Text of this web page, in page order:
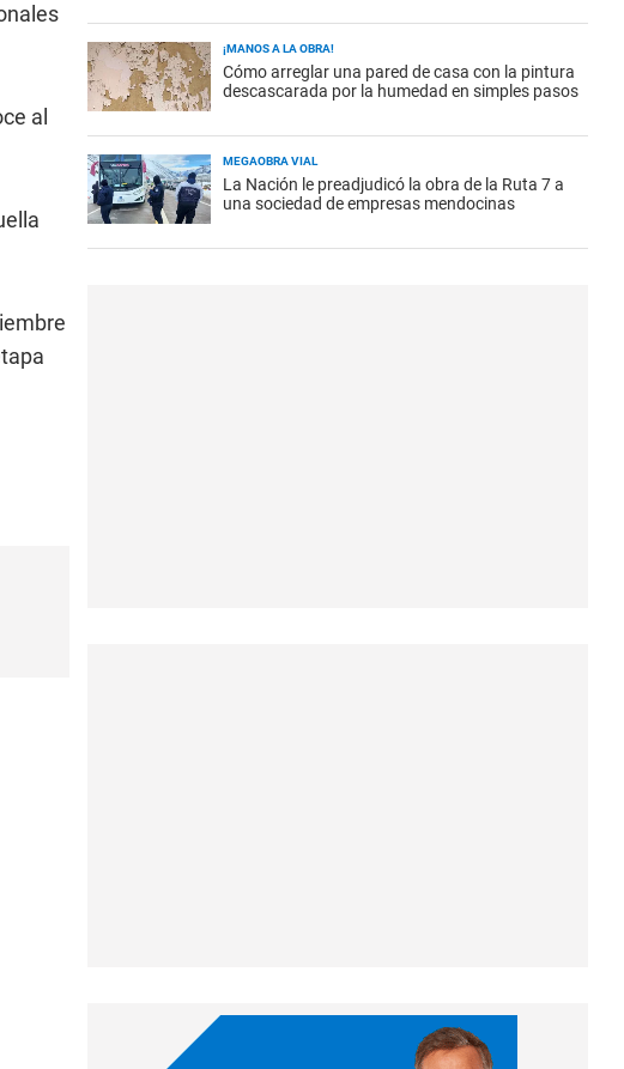
al
¡MANOS A LA OBRA!
Cómo arreglar una pared de casa con la pintura
descascarada por la humedad en simples pasos
MEGAOBRA VIAL
La Nación le preadjudicó la obra de la Ruta 7 a
una sociedad de empresas mendocinas